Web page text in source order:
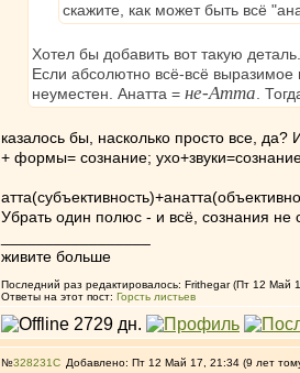
скажите, как может быть всё
Хотел бы добавить вот такую деталь.
Если абсолютно всё-всё
неуместен. Анатта = не-Атта .
казалось бы, насколько просто все,
+ формы= сознание;
Убрать один полюс - и всё, сознания не
живите больше
Последний раз редактировалось: Frithegar (Пт 12 Май
Ответы на этот пост: Горсть листьев
№328231 Добавлено: Пт 12 Май 17, 21:34 (9 лет